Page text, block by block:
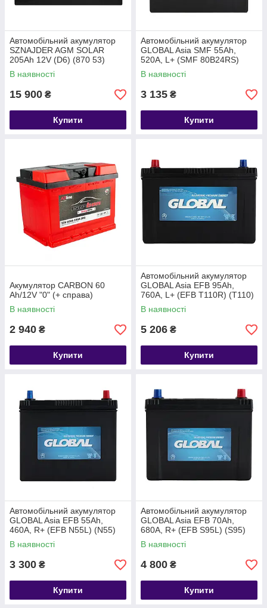
Автомобільний акумулятор
SZNAJDER AGM SOLAR
205Ah 12V (D6) (870 53)
В наявності
15 900 ₴
Купити
Автомобільний акумулятор
GLOBAL Asia SMF 55Ah,
520A, L+ (SMF 80B24RS)
(B24)
В наявності
3 135 ₴
Купити
Акумулятор CARBON 60
Ah/12V "0" (+ справа)
В наявності
2 940 ₴
Купити
Автомобільний акумулятор
GLOBAL Asia EFB 95Ah,
760A, L+ (EFB T110R) (T110)
В наявності
5 206 ₴
Купити
Автомобільний акумулятор
GLOBAL Asia EFB 55Ah,
460A, R+ (EFB N55L) (N55)
В наявності
3 300 ₴
Купити
Автомобільний акумулятор
GLOBAL Asia EFB 70Ah,
680A, R+ (EFB S95L) (S95)
В наявності
4 800 ₴
Купити